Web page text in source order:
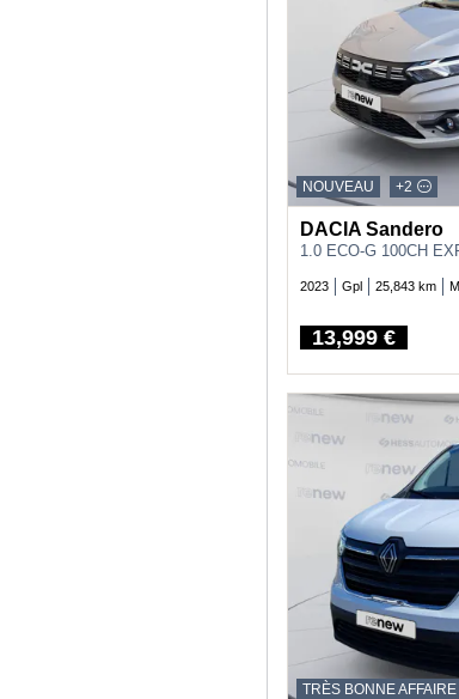
NOUVEAU +2
DACIA Sandero
1.0 ECO-G 100CH
2023 Gpl 25,843 km
Price
13,999 €
TRÈS BONNE AFFAIRE